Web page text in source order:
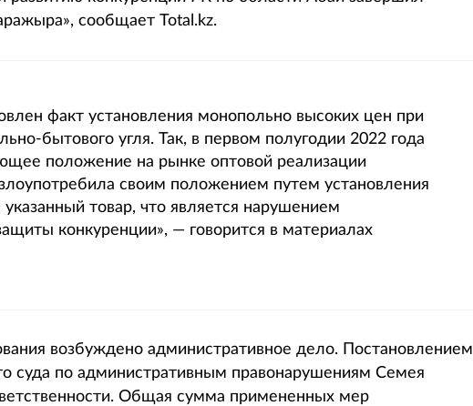
сообщает Total.kz.
факт установления монопольно высоких цен при
бытового угля. Так, в первом полугодии 2022 года
положение на рынке оптовой реализации
своим положением путем установления
товар, что является нарушением
конкуренции», — говорится в материалах
возбуждено административное дело. Постановлением
суда по административным правонарушениям Семея
Общая сумма примененных мер